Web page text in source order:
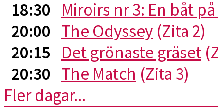
18:30 Miroirs nr 3: En båt
20:00 The Odyssey (Zita 2)
20:15 Det grönaste gräset
20:30 The Match (Zita 3)
Fler dagar...